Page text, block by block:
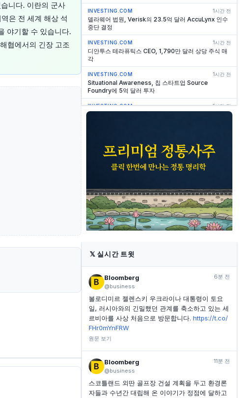
니다. 이란의 군사
은 전 세계 해상 석
야기할 수 있습니다.
협에서의 긴장 고조
INVESTING.COM 1시간 전
델라웨어 법원, Verisk의 23.5억 달러 AccuLynx 인수
중단 결정
INVESTING.COM 1시간 전
디안투스 테라퓨틱스 CEO, 1,790만 달러 상당 주식 매
각
INVESTING.COM 1시간 전
Situational Awareness, 칩 스타트업 Source
Foundry에 5억 달러 투자
INVESTING.COM 1시간 전
태풍 돌핀, 일본 오키나와 강타…중국 항구 폐쇄
BHP, 호주 포트 헤들랜드 항만에서 순환 파업 돌입
팰런티어 이사 로렌 스탯, 50만 달러 규모 주식 매도
INVESTING.COM 3시간 전
Kinetik Holdings 이사 ISQ Global Fund II GP LLC,
1,330만 달러 상당 주식 매도
𝕏 실시간 트윗
Bloomberg
@business
6분 전
볼로디미르 젤렌스키 우크라이나 대통령이 토요
일, 러시아와의 긴밀했던 관계를 축소하고 있는 세
르비아를 사상 처음으로 방문합니다. https://t.co/
FHr0mYnFRW
원문 보기
Bloomberg
@business
11분 전
스코틀랜드 외딴 골프장 건설 계획을 두고 환경론
자들과 수년간 대립해 온 이야기가 정점에 달하고